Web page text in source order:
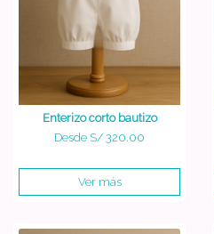
Enterizo corto bautizo
Desde S/ 320.00
Ver más